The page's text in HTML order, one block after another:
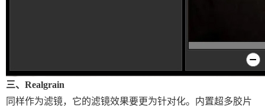
三、Realgrain
同样作为滤镜，它的滤镜效果要更为针对化。内置超多胶片